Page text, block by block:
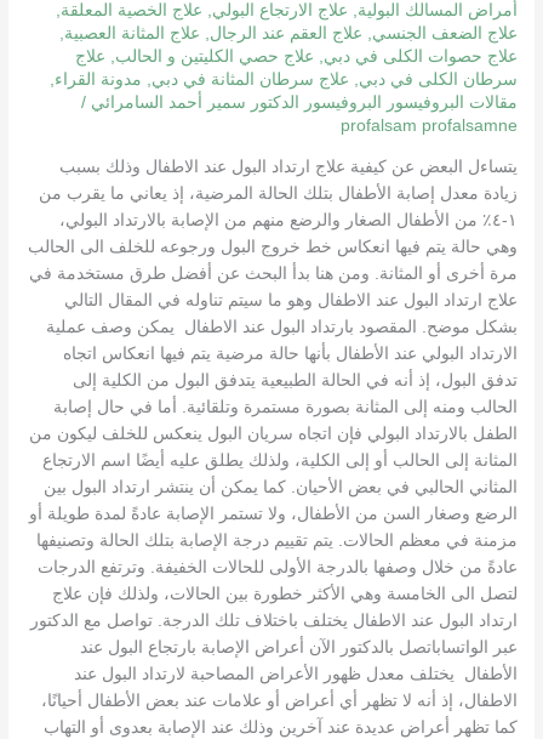
أمراض المسالك البولية, علاج الارتجاع البولي, علاج الخصية المعلقة,
علاج الضعف الجنسي, علاج العقم عند الرجال, علاج المثانة العصبية,
علاج حصوات الكلى في دبي, علاج حصي الكليتين و الحالب, علاج
سرطان الكلى في دبي, علاج سرطان المثانة في دبي, مدونة القراء,
مقالات البروفيسور البروفيسور الدكتور سمير أحمد السامرائي /
profalsam profalsamne
يتساءل البعض عن كيفية علاج ارتداد البول عند الاطفال وذلك بسبب
زيادة معدل إصابة الأطفال بتلك الحالة المرضية، إذ يعاني ما يقرب من
١-٤٪ من الأطفال الصغار والرضع منهم من الإصابة بالارتداد البولي،
وهي حالة يتم فيها انعكاس خط خروج البول ورجوعه للخلف الى الحالب
مرة أخرى أو المثانة. ومن هنا بدأ البحث عن أفضل طرق مستخدمة في
علاج ارتداد البول عند الاطفال وهو ما سيتم تناوله في المقال التالي
بشكل موضح. المقصود بارتداد البول عند الاطفال يمكن وصف عملية
الارتداد البولي عند الأطفال بأنها حالة مرضية يتم فيها انعكاس اتجاه
تدفق البول، إذ أنه في الحالة الطبيعية يتدفق البول من الكلية إلى
الحالب ومنه إلى المثانة بصورة مستمرة وتلقائية. أما في حال إصابة
الطفل بالارتداد البولي فإن اتجاه سريان البول ينعكس للخلف ليكون من
المثانة إلى الحالب أو إلى الكلية، ولذلك يطلق عليه أيضًا اسم الارتجاع
المثاني الحالبي في بعض الأحيان. كما يمكن أن ينتشر ارتداد البول بين
الرضع وصغار السن من الأطفال، ولا تستمر الإصابة عادةً لمدة طويلة أو
مزمنة في معظم الحالات. يتم تقييم درجة الإصابة بتلك الحالة وتصنيفها
عادةً من خلال وصفها بالدرجة الأولى للحالات الخفيفة. وترتفع الدرجات
لتصل الى الخامسة وهي الأكثر خطورة بين الحالات، ولذلك فإن علاج
ارتداد البول عند الاطفال يختلف باختلاف تلك الدرجة. تواصل مع الدكتور
عبر الواتساباتصل بالدكتور الآن أعراض الإصابة بارتجاع البول عند
الأطفال يختلف معدل ظهور الأعراض المصاحبة لارتداد البول عند
الاطفال، إذ أنه لا تظهر أي أعراض أو علامات عند بعض الأطفال أحيانًا،
كما تظهر أعراض عديدة عند آخرين وذلك عند الإصابة بعدوى أو التهاب